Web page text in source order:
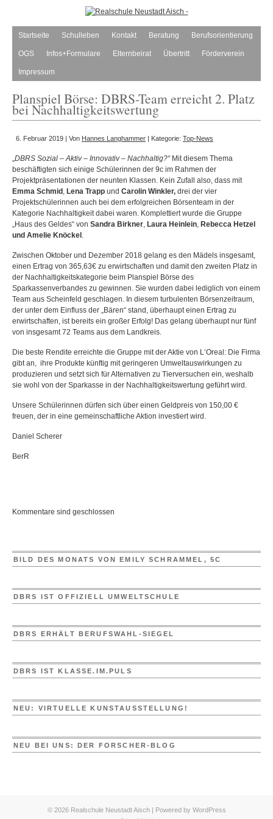
Startseite Schulleben Kontakt Beratung Berufsorientierung
OGS Infos+Formulare Elternbeirat Übertritt Förderverein
Impressum
Planspiel Börse: DBRS-Team erreicht 2. Platz
bei Nachhaltigkeitswertung
6. Februar 2019 | Von Hannes Langhammer | Kategorie: Top-News
„DBRS Sozial – Aktiv – Innovativ – Nachhaltig?“Mit diesem Thema
beschäftigten sich einige Schülerinnen der 9c im Rahmen der
Projektpräsentationen der neunten Klassen. Kein Zufall also, dass mit
Emma Schmid , Lena Trapp und Carolin Winkler, drei der vier
Projektschülerinnen auch bei dem erfolgreichen Börsenteam in der
Kategorie Nachhaltigkeit dabei waren. Komplettiert wurde die Gruppe
„Haus des Geldes“ von Sandra Birkner, Laura Heinlein, Rebecca Hetzel
und Amelie Knöckel .
Zwischen Oktober und Dezember 2018 gelang es den Mädels insgesamt,
einen Ertrag von 365,63€ zu erwirtschaften und damit den zweiten Platz in
der Nachhaltigkeitskategorie beim Planspiel Börse des
Sparkassenverbandes zu gewinnen. Sie wurden dabei lediglich von einem
Team aus Scheinfeld geschlagen. In diesem turbulenten Börsenzeitraum,
der unter dem Einfluss der „Bären“ stand, überhaupt einen Ertrag zu
erwirtschaften, ist bereits ein großer Erfolg! Das gelang überhaupt nur fünf
von insgesamt 72 Teams aus dem Landkreis.
Die beste Rendite erreichte die Gruppe mit der Aktie von L‘Oreal: Die Firma
gibt an, ihre Produkte künftig mit geringeren Umweltauswirkungen zu
produzieren und setzt sich für Alternativen zu Tierversuchen ein, weshalb
sie wohl von der Sparkasse in der Nachhaltigkeitswertung geführt wird.
Unsere Schülerinnen dürfen sich über einen Geldpreis von 150,00 €
freuen, der in eine gemeinschaftliche Aktion investiert wird.
Daniel Scherer
BerR
Kommentare sind geschlossen
BILD DES MONATS VON EMILY SCHRAMMEL, 5C
DBRS IST OFFIZIELL UMWELTSCHULE
DBRS ERHÄLT BERUFSWAHL-SIEGEL
DBRS IST KLASSE.IM.PULS
NEU: VIRTUELLE KUNSTAUSSTELLUNG!
NEU BEI UNS: DER FORSCHER-BLOG
© 2026 Realschule Neustadt Aisch | Powered by WordPress